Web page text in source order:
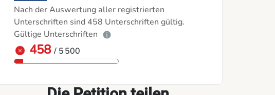
Nach der Auswertung aller registrierten
Unterschriften sind 458 Unterschriften gültig.
Gültige Unterschriften
458 / 5 500